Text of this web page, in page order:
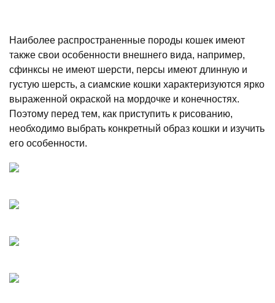
Наиболее распространенные породы кошек имеют
также свои особенности внешнего вида, например,
сфинксы не имеют шерсти, персы имеют длинную и
густую шерсть, а сиамские кошки характеризуются ярко
выраженной окраской на мордочке и конечностях.
Поэтому перед тем, как приступить к рисованию,
необходимо выбрать конкретный образ кошки и изучить
его особенности.